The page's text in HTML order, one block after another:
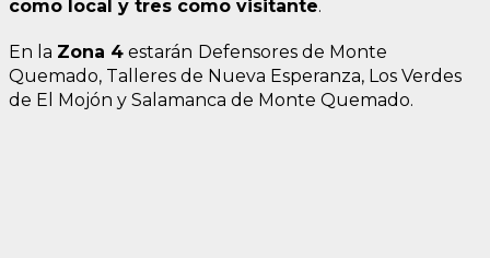
como local y tres como visitante.
En la Zona 4 estarán Defensores de Monte
Quemado, Talleres de Nueva Esperanza, Los Verdes
de El Mojón y Salamanca de Monte Quemado.